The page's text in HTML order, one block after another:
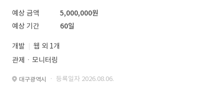
예상 금액
5,000,000원
예상 기간
60일
개발
웹 외 1개
관제ㆍ모니터링
대구광역시 · 등록일자 2026.08.06.